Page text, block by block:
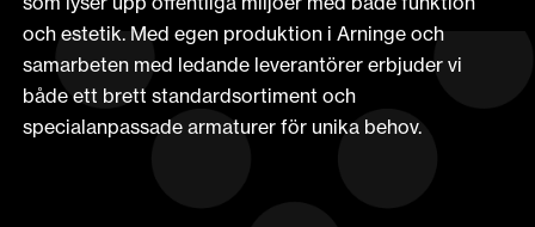
och estetik. Med egen produktion i Arninge och
samarbeten med ledande leverantörer erbjuder vi
både ett brett standardsortiment och
specialanpassade armaturer för unika behov.